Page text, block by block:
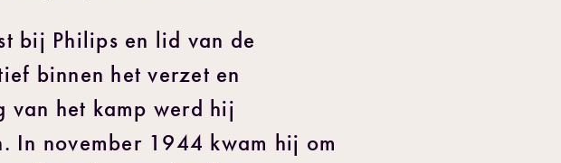
bij Philips en lid van de
binnen het verzet en
van het kamp werd hij
In november 1944 kwam hij om